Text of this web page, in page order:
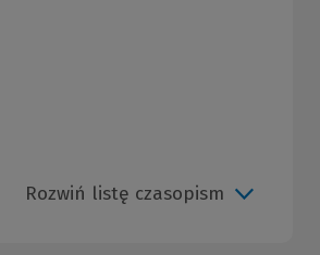
Rozwiń listę czasopism